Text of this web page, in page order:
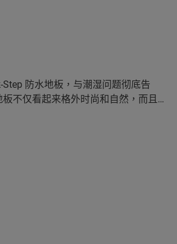
Step 防水地板，与潮湿问题彻底告
不仅看起来格外时尚和自然，而且
湿，使清洁工作变得前所未有的轻松